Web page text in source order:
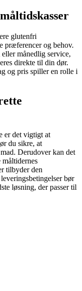
glutenfri
præferencer og behov.
månedlig service,
direkte til din dør.
og pris spiller en rolle i
er det vigtigt at
du sikre, at
Derudover kan det
tilbyder den
bør
løsning, der passer til